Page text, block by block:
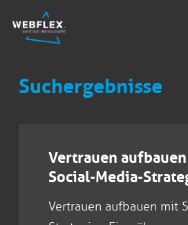
Suchergebnisse
Vertrauen
Social-Media-
Vertrauen aufbauen mit